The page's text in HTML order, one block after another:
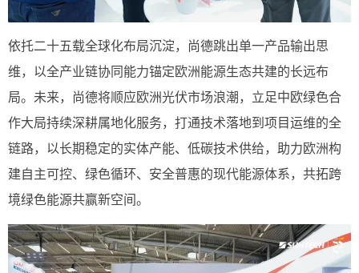
依托二十五载全球化布局沉淀，尚德跳出单一产品输出思
维，以全产业链协同能力锚定欧洲能源生态共建的长远布
局。未来，尚德将顺应欧洲光伏市场浪潮，立足中欧绿色合
作大局持续深耕属地化服务，打通技术落地到项目运维的全
链路，以长期稳定的实体产能、低碳技术供给，助力欧洲构
建自主可控、绿色循环、安全普惠的现代能源体系，共拓跨
境绿色能源共赢新空间。